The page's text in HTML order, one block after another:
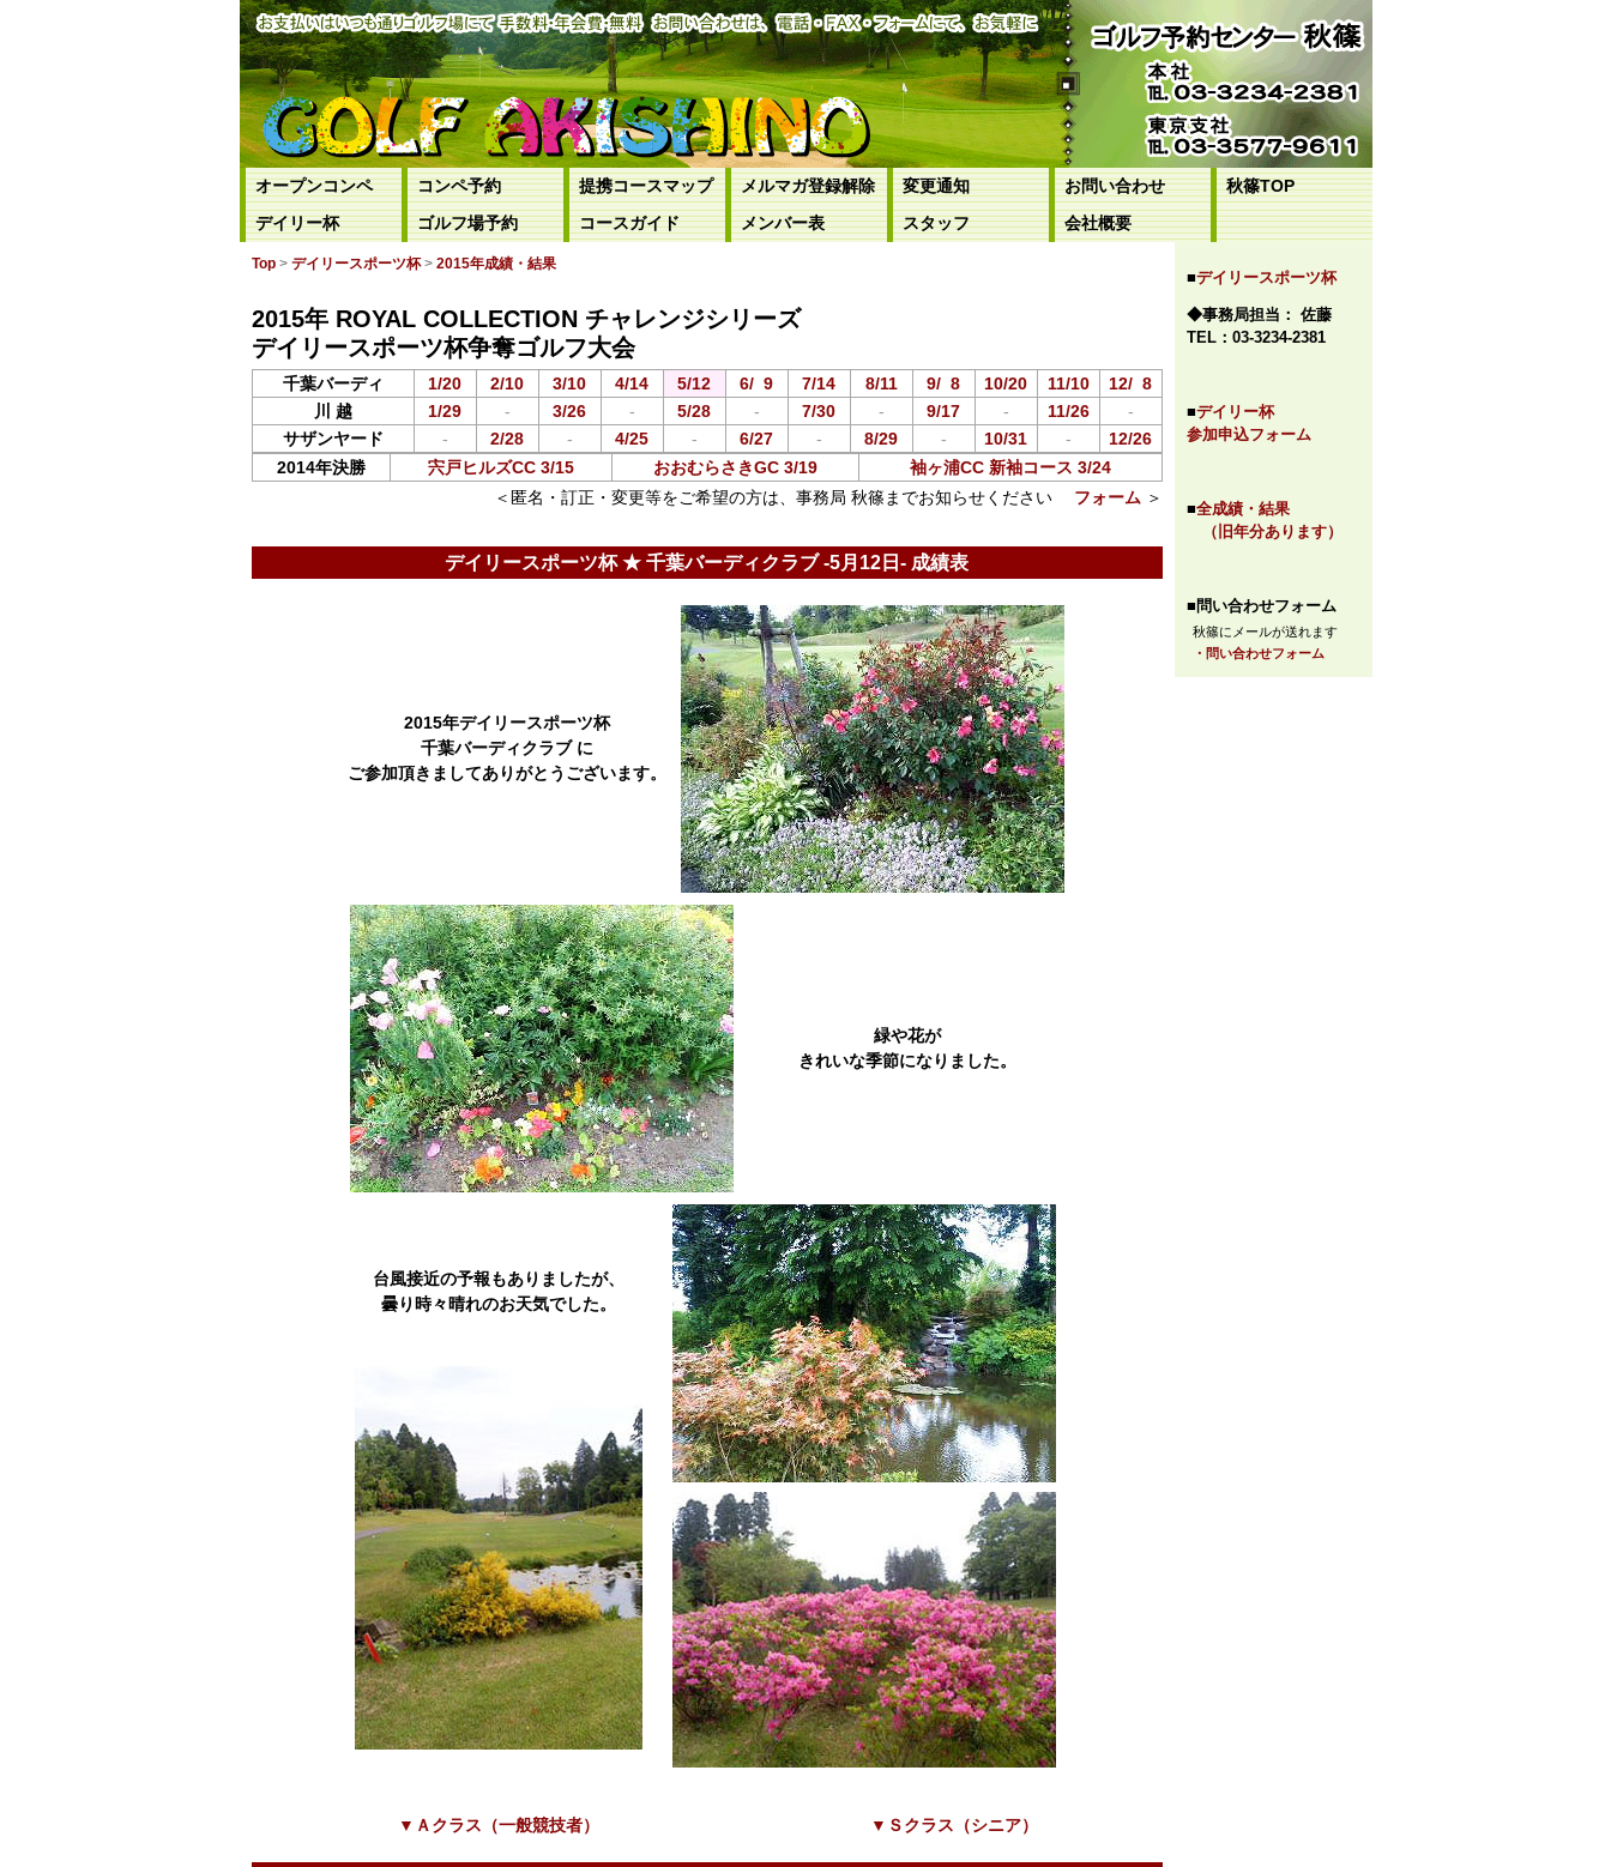
オープンコンペ コンペ予約 提携コースマップ メルマガ登録解除 変更通知 お問い合わせ 秋篠TOP
デイリー杯 ゴルフ場予約 コースガイド メンバー表 スタッフ 会社概要
■デイリースポーツ杯
◆事務局担当： 佐藤
TEL：03-3234-2381
■デイリー杯
参加申込フォーム
■全成績・結果
（旧年分あります）
■問い合わせフォーム
秋篠にメールが送れます
・問い合わせフォーム
Top> デイリースポーツ杯> 2015年成績・結果
2015年 ROYAL COLLECTION チャレンジシリーズ
デイリースポーツ杯争奪ゴルフ大会
千葉バーディ 1/20 2/10 3/10 4/14 5/12 6/ 9 7/14 8/11 9/ 8 10/20 11/10 12/ 8
川 越
1/29 - 3/26 - 5/28 - 7/30 - 9/17 - 11/26
-
サザンヤード
- 2/28 - 4/25 - 6/27 - 8/29 - 10/31 -
12/26
2014年決勝
宍戸ヒルズCC 3/15 おおむらさきGC 3/19
袖ヶ浦CC 新袖コース 3/24
＜匿名・訂正・変更等をご希望の方は、事務局 秋篠までお知らせください フォーム ＞
デイリースポーツ杯 ★ 千葉バーディクラブ -5月12日- 成績表
2015年デイリースポーツ杯
千葉バーディクラブ に
ご参加頂きましてありがとうございます。
緑や花が
きれいな季節になりました。
台風接近の予報もありましたが、
曇り時々晴れのお天気でした。
▼Ａクラス（一般競技者） ▼Ｓクラス（シニア）